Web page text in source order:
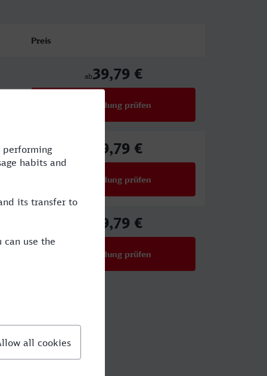
Preis
ab39,79 €
Verbindung prüfen
39,79 €
Verbindung prüfen
39,79 €
Verbindung prüfen